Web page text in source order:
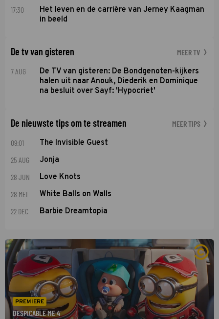
17:30
Het leven en de carrière van Jerney Kaagman
in beeld
De tv van gisteren MEER TV
7 AUG
De TV van gisteren: De Bondgenoten-kijkers
halen uit naar Anouk, Diederik en Dominique
na besluit over Sayf: 'Hypocriet'
De nieuwste tips om te streamen MEER TIPS
09:01 The Invisible Guest
25 AUG Jonja
28 JUN Love Knots
28 MEI White Balls on Walls
22 DEC Barbie Dreamtopia
PREMIERE
DESPICABLE ME 4